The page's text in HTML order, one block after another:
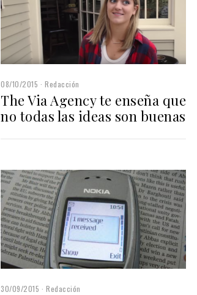
08/10/2015 Redacción
The Via Agency te enseña que
no todas las ideas son buenas
30/09/2015 Redacción